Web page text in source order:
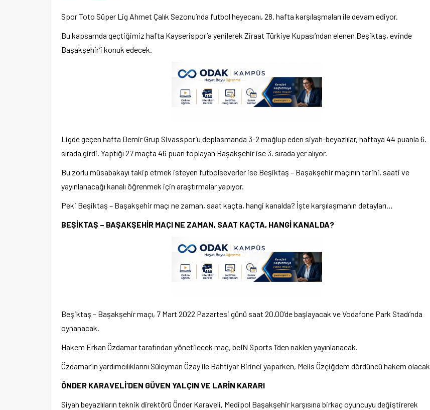
Spor Toto Süper Lig Ahmet Çalık Sezonu’nda futbol heyecanı, 28. hafta karşılaşmaları ile devam ediyor.
Bu kapsamda geçtiğimiz hafta Kayserispor’a yenilerek Ziraat Türkiye Kupası’ndan elenen Beşiktaş, evinde
Başakşehir’i konuk edecek.
Ligde geçen hafta Demir Grup Sivasspor’u deplasmanda 3-2 mağlup eden siyah-beyazlılar, haftaya 44 puanla 6.
sırada girdi. Yaptığı 27 maçta 46 puan toplayan Başakşehir ise 3. sırada yer alıyor.
Bu zorlu müsabakayı takip etmek isteyen futbolseverler ise Beşiktaş – Başakşehir maçının tarihi, saati ve
yayınlanacağı kanalı öğrenmek için araştırmalar yapıyor.
Peki Beşiktaş – Başakşehir maçı ne zaman, saat kaçta, hangi kanalda? İşte karşılaşmanın detayları…
BEŞİKTAŞ – BAŞAKŞEHİR MAÇI NE ZAMAN, SAAT KAÇTA, HANGİ KANALDA?
Beşiktaş – Başakşehir maçı, 7 Mart 2022 Pazartesi günü saat 20.00’de başlayacak ve Vodafone Park Stadı’nda
oynanacak.
Hakem Erkan Özdamar tarafından yönetilecek maç, beIN Sports 1’den naklen yayınlanacak.
Özdamar’ın yardımcılıklarını Süleyman Özay ile Bahtiyar Birinci yaparken, Melis Özçiğdem dördüncü hakem olacak.
ÖNDER KARAVELİ’DEN GÜVEN YALÇIN VE LARİN KARARI
Siyah beyazlıların teknik direktörü Önder Karaveli, Medipol Başakşehir karşısına birkaç oyuncuyu değiştirerek